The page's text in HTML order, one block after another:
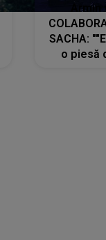
SACHA:
o piesă